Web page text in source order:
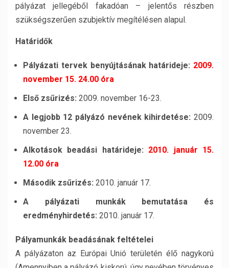
pályázat jellegéből fakadóan – jelentős részben
szükségszerűen szubjektív megítélésen alapul.
Határidők
Pályázati tervek benyújtásának határideje: 2009.
november 15. 24.00 óra
Első zsűrizés: 2009. november 16-23.
A legjobb 12 pályázó nevének kihirdetése: 2009.
november 23.
Alkotások beadási határideje: 2010. január 15.
12.00 óra
Második zsűrizés: 2010. január 17.
A pályázati munkák bemutatása és
eredményhirdetés: 2010. január 17.
Pályamunkák beadásának feltételei
A pályázaton az Európai Unió területén élő nagykorú